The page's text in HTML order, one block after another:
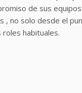
de sus
, no solo desde el
habituales.